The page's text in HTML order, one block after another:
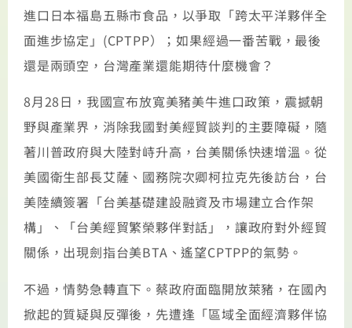
進口日本福島五縣市食品，以爭取「跨太平洋夥伴全
面進步協定」(CPTPP）；如果經過一番苦戰，最後
還是兩頭空，台灣產業還能期待什麼機會？
8月28日，我國宣布放寬美豬美牛進口政策，震撼朝
野與產業界，消除我國對美經貿談判的主要障礙，隨
著川普政府與大陸對峙升高，台美關係快速增溫。從
美國衛生部長艾薩、國務院次卿柯拉克先後訪台，台
美陸續簽署「台美基礎建設融資及市場建立合作架
構」、「台美經貿繁榮夥伴對話」，讓政府對外經貿
關係，出現劍指台美BTA、遙望CPTPP的氣勢。
不過，情勢急轉直下。蔡政府面臨開放萊豬，在國內
掀起的質疑與反彈後，先遭逢「區域全面經濟夥伴協